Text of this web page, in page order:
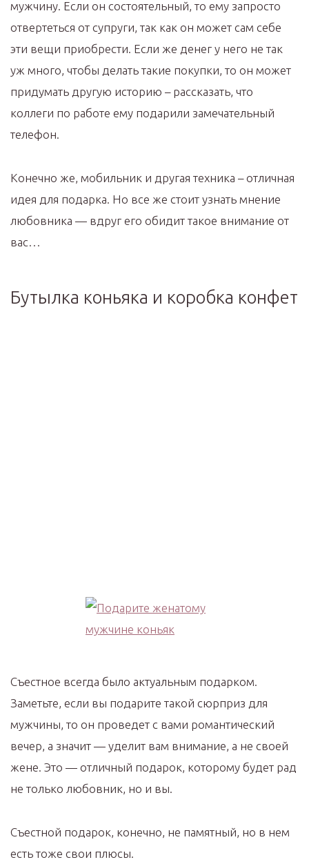
мужчину. Если он состоятельный, то ему запросто
отвертеться от супруги, так как он может сам себе
эти вещи приобрести. Если же денег у него не так
уж много, чтобы делать такие покупки, то он может
придумать другую историю – рассказать, что
коллеги по работе ему подарили замечательный
телефон.
Конечно же, мобильник и другая техника – отличная
идея для подарка. Но все же стоит узнать мнение
любовника — вдруг его обидит такое внимание от
вас…
Бутылка коньяка и коробка конфет
Съестное всегда было актуальным подарком.
Заметьте, если вы подарите такой сюрприз для
мужчины, то он проведет с вами романтический
вечер, а значит — уделит вам внимание, а не своей
жене. Это — отличный подарок, которому будет рад
не только любовник, но и вы.
Съестной подарок, конечно, не памятный, но в нем
есть тоже свои плюсы.